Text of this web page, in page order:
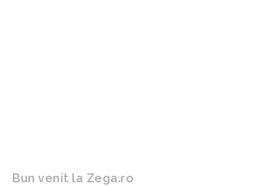
Bun venit la Zega.ro